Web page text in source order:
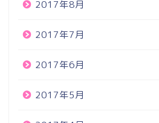
2017年8月
2017年7月
2017年6月
2017年5月